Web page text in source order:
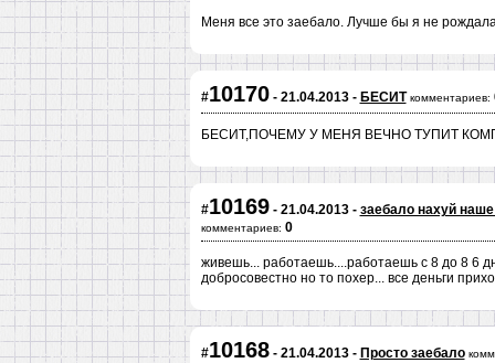
Меня все это заебало. Лучше бы я не
#10170- 21.04.2013 - БЕСИТ комментариев:
БЕСИТ,ПОЧЕМУ У МЕНЯ ВЕЧНО ТУПИТ
#10169- 21.04.2013 - заебало нахуй
комментариев: 0
живешь... работаешь....работаешь с 8 до 8 6
добросовестно но то похер... все деньги
#10168- 21.04.2013 - Просто заебало